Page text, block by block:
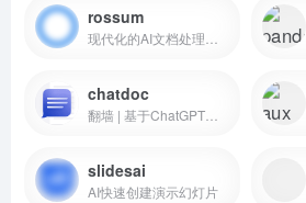
rossum
chatdoc
slidesai
AI快速创建演示幻灯片